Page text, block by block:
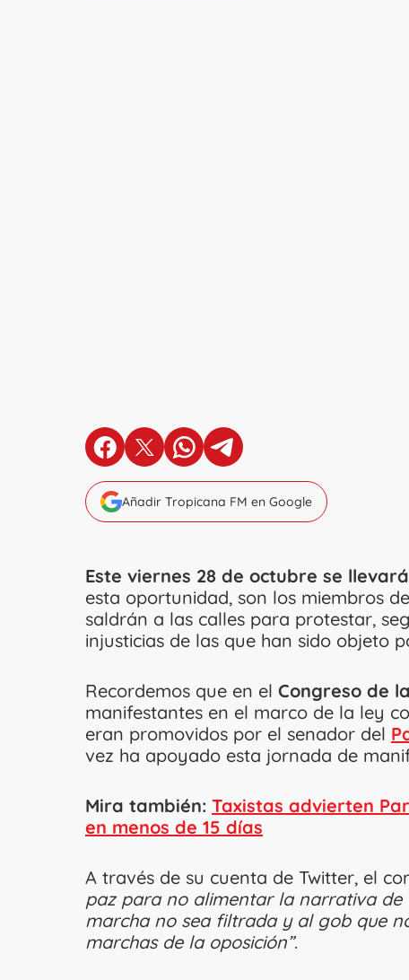
en Facebook
en X en Whatsapp
en Telegram
Añadir Tropicana FM en Google
Este viernes 28 de octubre se
esta oportunidad, son los miembros
saldrán a las calles para protestar,
injusticias de las que han sido objeto
Recordemos que en el Congreso de
manifestantes en el marco de la ley
eran promovidos por el senador del
vez ha apoyado esta jornada de
Mira también: Taxistas advierten
en menos de 15 días
A través de su cuenta de Twitter, el
paz para no alimentar la narrativa de
marcha no sea filtrada y al gob que
marchas de la oposición”.